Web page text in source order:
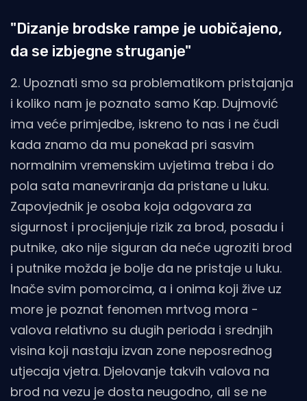
"Dizanje brodske rampe je uobičajeno,
da se izbjegne struganje"
2. Upoznati smo sa problematikom pristajanja
i koliko nam je poznato samo Kap. Dujmović
ima veće primjedbe, iskreno to nas i ne čudi
kada znamo da mu ponekad pri sasvim
normalnim vremenskim uvjetima treba i do
pola sata manevriranja da pristane u luku.
Zapovjednik je osoba koja odgovara za
sigurnost i procijenjuje rizik za brod, posadu i
putnike, ako nije siguran da neće ugroziti brod
i putnike možda je bolje da ne pristaje u luku.
Inače svim pomorcima, a i onima koji žive uz
more je poznat fenomen mrtvog mora -
valova relativno su dugih perioda i srednjih
visina koji nastaju izvan zone neposrednog
utjecaja vjetra. Djelovanje takvih valova na
brod na vezu je dosta neugodno, ali se ne